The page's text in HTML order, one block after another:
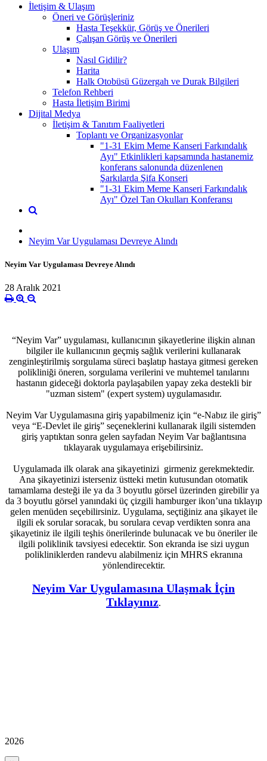
İletişim & Ulaşım
Öneri ve Görüşleriniz
Hasta Teşekkür, Görüş ve Önerileri
Çalışan Görüş ve Önerileri
Ulaşım
Nasıl Gidilir?
Harita
Halk Otobüsü Güzergah ve Durak Bilgileri
Telefon Rehberi
Hasta İletişim Birimi
Dijital Medya
İletişim & Tanıtım Faaliyetleri
Toplantı ve Organizasyonlar
"1-31 Ekim Meme Kanseri Farkındalık
Ayı" Etkinlikleri kapsamında hastanemiz
konferans salonunda düzenlenen
Şarkılarda Şifa Konseri
"1-31 Ekim Meme Kanseri Farkındalık
Ayı" Özel Tan Okulları Konferansı
Neyim Var Uygulaması Devreye Alındı
Neyim Var Uygulaması Devreye Alındı
28 Aralık 2021
“Neyim Var” uygulaması, kullanıcının şikayetlerine ilişkin alınan
bilgiler ile kullanıcının geçmiş sağlık verilerini kullanarak
zenginleştirilmiş sorgulama süreci başlatıp hastaya gitmesi gereken
polikliniği öneren, sorgulama verilerini ve muhtemel tanılarını
hastanın gideceği doktorla paylaşabilen yapay zeka destekli bir
"uzman sistem" (expert system) uygulamasıdır.
Neyim Var Uygulamasına giriş yapabilmeniz için “e-Nabız ile giriş”
veya “E-Devlet ile giriş” seçeneklerini kullanarak ilgili sistemden
giriş yaptıktan sonra gelen sayfadan Neyim Var bağlantısına
tıklayarak uygulamaya erişebilirsiniz.
Uygulamada ilk olarak ana şikayetinizi girmeniz gerekmektedir.
Ana şikayetinizi isterseniz üstteki metin kutusundan otomatik
tamamlama desteği ile ya da 3 boyutlu görsel üzerinden girebilir ya
da 3 boyutlu görsel yanındaki üç çizgili hamburger ikon’una tıklayıp
gelen menüden seçebilirsiniz. Uygulama, seçtiğiniz ana şikayet ile
ilgili ek sorular soracak, bu sorulara cevap verdikten sonra ana
şikayetiniz ile ilgili teşhis önerilerinde bulunacak ve bu öneriler ile
ilgili poliklinik tavsiyesi edecektir. Son ekranda ise sizi uygun
polikliniklerden randevu alabilmeniz için MHRS ekranına
yönlendirecektir.
Neyim Var Uygulamasına Ulaşmak İçin
Tıklayınız.
2026